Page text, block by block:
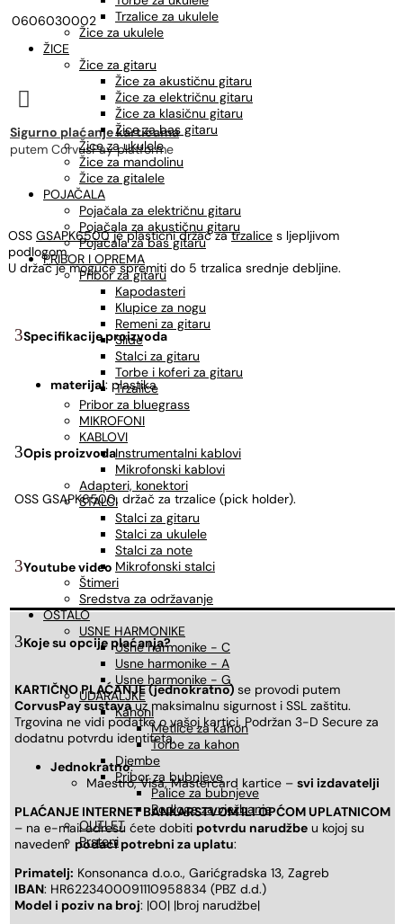
Trzalice za ukulele
Žice za ukulele
ŽICE
Žice za gitaru
Žice za akustičnu gitaru
Žice za električnu gitaru
Žice za klasičnu gitaru
Žice za bas gitaru
Žice za ukulele
Žice za mandolinu
Žice za gitalele
POJAČALA
Pojačala za električnu gitaru
Pojačala za akustičnu gitaru
Pojačala za bas gitaru
PRIBOR I OPREMA
Pribor za gitaru
Kapodasteri
Klupice za nogu
Remeni za gitaru
Slide
Stalci za gitaru
Torbe i koferi za gitaru
Trzalice
Pribor za bluegrass
MIKROFONI
KABLOVI
Instrumentalni kablovi
Mikrofonski kablovi
Adapteri, konektori
STALCI
Stalci za gitaru
Stalci za ukulele
Stalci za note
Mikrofonski stalci
Štimeri
Sredstva za održavanje
OSTALO
USNE HARMONIKE
Usne harmonike - C
Usne harmonike - A
Usne harmonike - G
UDARALJKE
Kahoni
Metlice za kahon
Torbe za kahon
Djembe
Pribor za bubnjeve
Palice za bubnjeve
Podloge za vježbanje
OUTLET
Prsteni
0606030002

Sigurno plaćanje karticama
putem CorvusPay platforme
OSS GSAPK6500je plastični držač zatrzalice s ljepljivom
podlogom.
U držač je moguće spremiti do 5 trzalica srednje debljine.
Specifikacije proizvoda
materijal: plastika
Opis proizvoda
OSS GSAPK6500, držač za trzalice (pick holder).
Youtube video
Koje su opcije plaćanja?
KARTIČNO PLAĆANJE (jednokratno) se provodi putem
CorvusPay sustavauz maksimalnu sigurnost i SSL zaštitu.
Trgovina ne vidi podatke o vašoj kartici. Podržan 3-D Secure za
dodatnu potvrdu identiteta.
Jednokratno:
Maestro, Visa, Mastercard kartice – svi izdavatelji
PLAĆANJE INTERNET BANKARSTVOM ILI OPĆOM UPLATNICOM
– na e-mail adresu ćete dobiti potvrdu narudžbe u kojoj su
navedeni podaci potrebni za uplatu:
Primatelj: Konsonanca d.o.o., Garićgradska 13, Zagreb
IBAN: HR6223400091110958834 (PBZ d.d.)
Model i poziv na broj: |00| |broj narudžbe|